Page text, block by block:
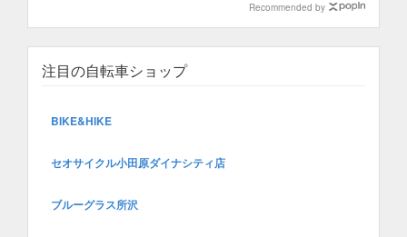
Recommended by
注目の自転車ショップ
BIKE&HIKE
セオサイクル小田原ダイナシティ店
ブルーグラス所沢